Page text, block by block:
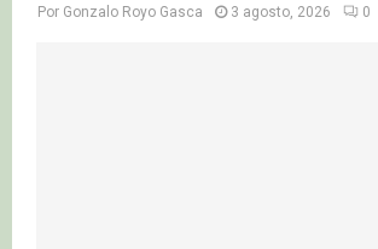
Por Gonzalo Royo Gasca 3 agosto, 2026 0